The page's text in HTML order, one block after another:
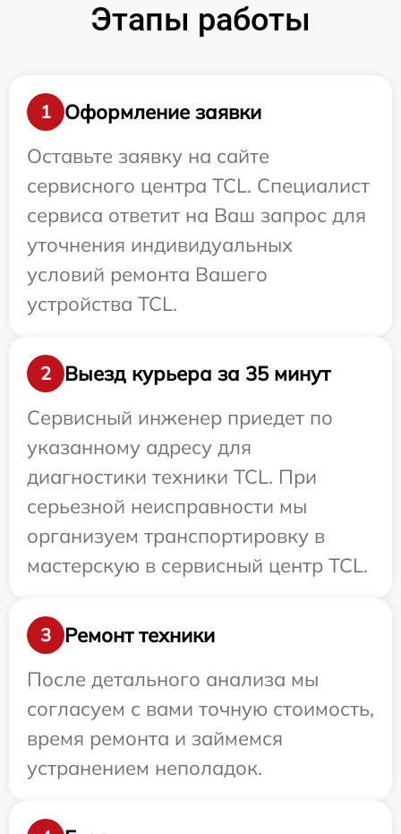
Этапы работы
1
Оформление заявки
Оставьте заявку на сайте
сервисного центра TCL. Специалист
сервиса ответит на Ваш запрос для
уточнения индивидуальных
условий ремонта Вашего
устройства TCL.
2
Выезд курьера за 35 минут
Сервисный инженер приедет по
указанному адресу для
диагностики техники TCL. При
серьезной неисправности мы
организуем транспортировку в
мастерскую в сервисный центр TCL.
3
Ремонт техники
После детального анализа мы
согласуем с вами точную стоимость,
время ремонта и займемся
устранением неполадок.